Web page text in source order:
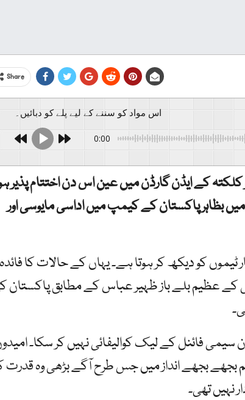
Share
اس مواد کو سننے کے لیے پلے کو دبائیں۔
0:00
کے ایڈن گارڈن میں عین اس دن اختتام پذیر
میں بظاہر پاکستان کے کیمپ میں اداسی مایوسی اور
کو دیکھ کر ہوتا ہے۔ یہاں کے حالات کا
کے عظیم بلے باز ظہیر عباس کے مطابق پاکستان
فائنل کے لیک کوالیفائی نہیں کر سکا۔
بجھے بجھے انداز میں جس طرح آگے بڑھی وہ
نہیں تھی۔